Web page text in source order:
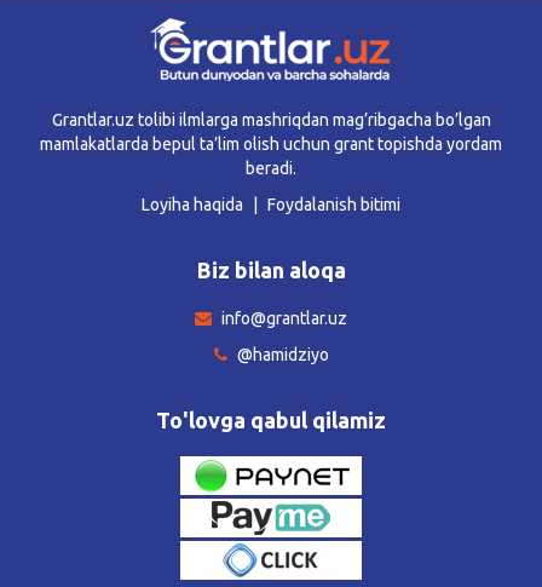
Grantlar.uz tolibi ilmlarga mashriqdan mag’ribgacha bo’lgan
mamlakatlarda bepul ta’lim olish uchun grant topishda yordam
beradi.
Loyiha haqida
Foydalanish bitimi
Biz bilan aloqa
info@grantlar.uz
@hamidziyo
To'lovga qabul qilamiz